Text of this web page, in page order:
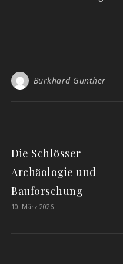
Burkhard Günther
Die Schlösser –
Archäologie und
Bauforschung
10. März 2026